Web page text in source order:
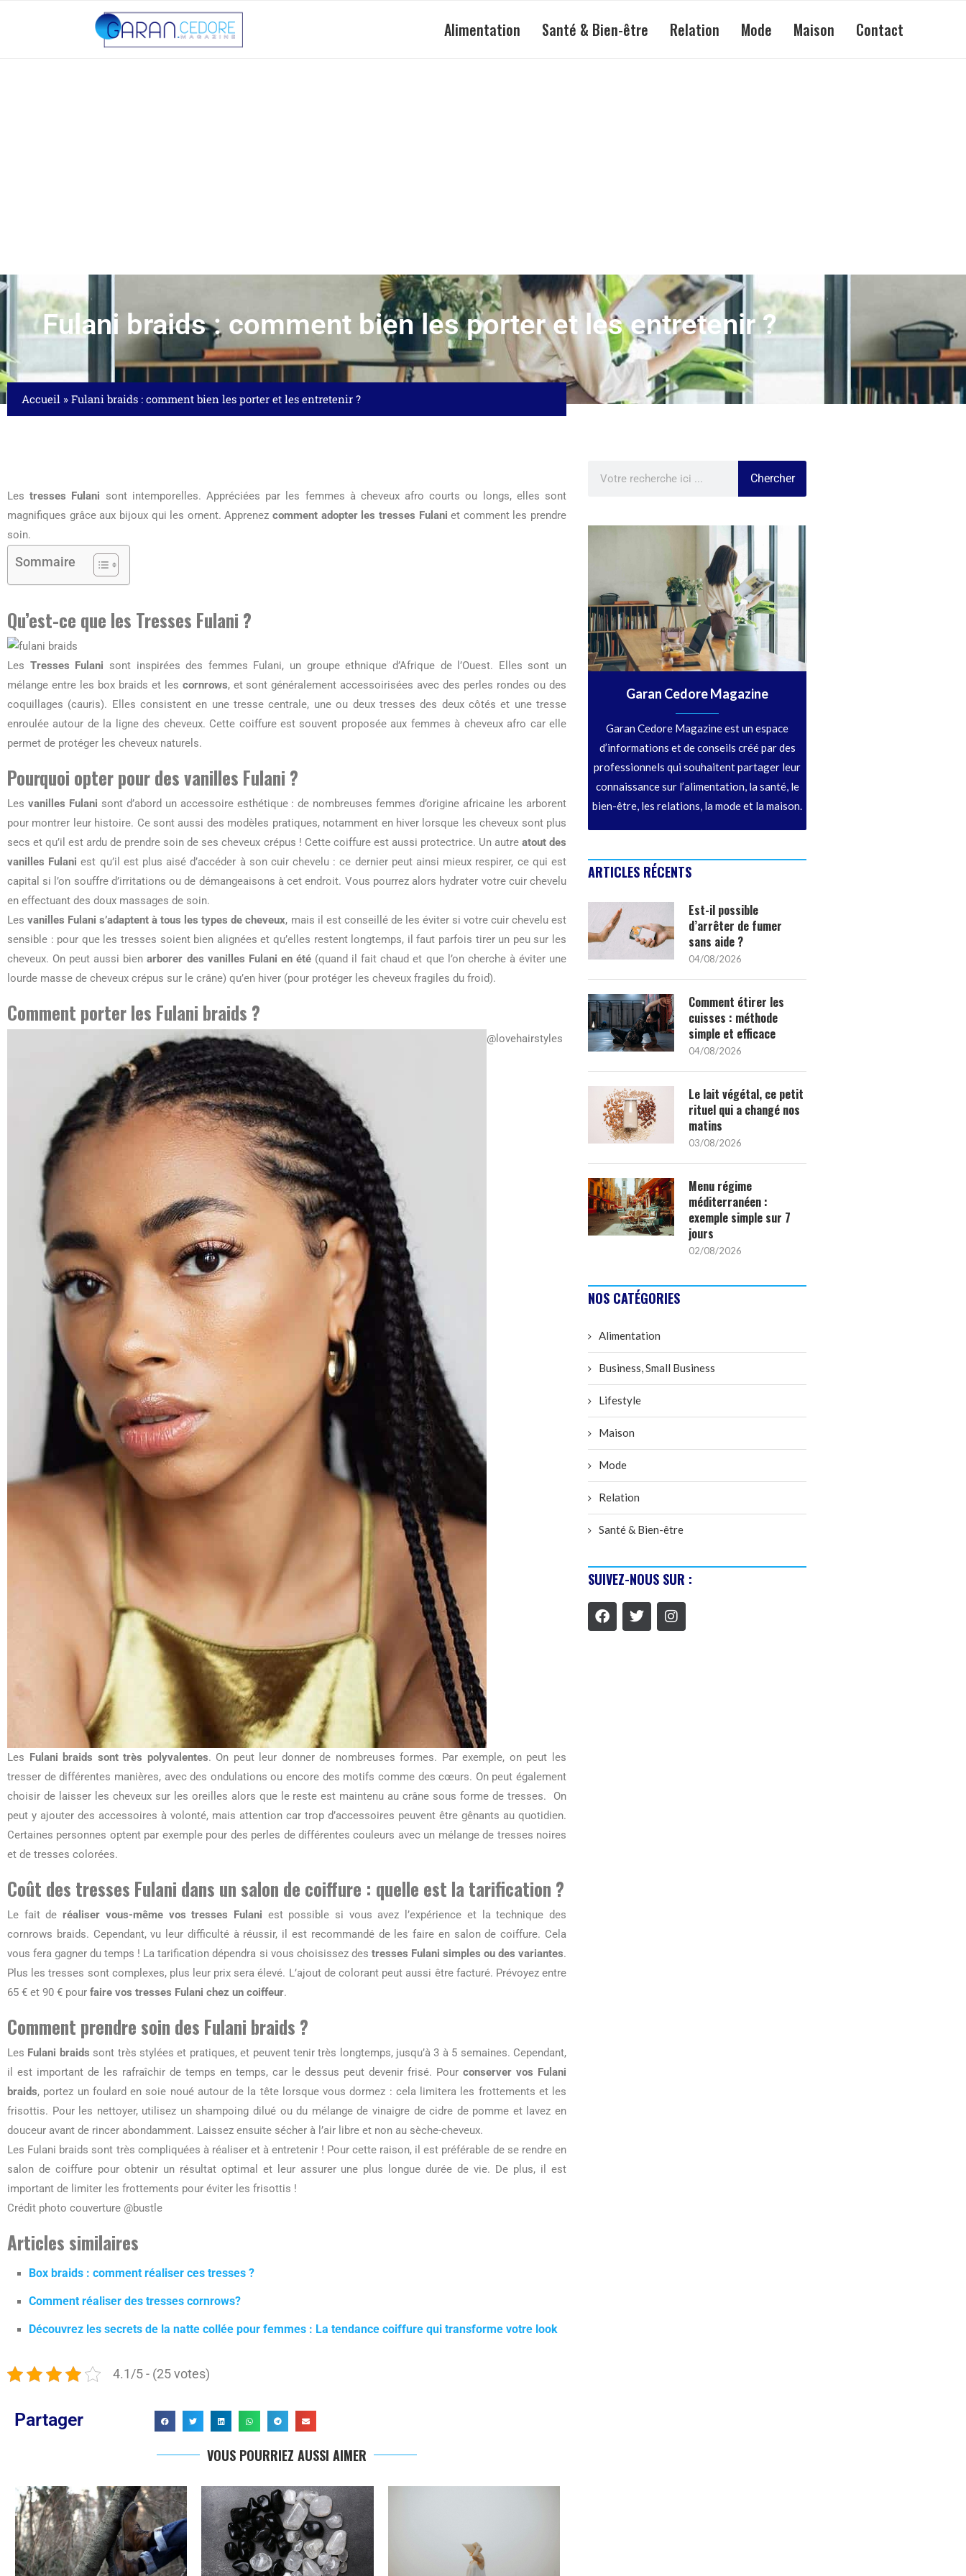
Alimentation Santé & Bien-être Relation Mode Maison Contact
Fulani braids : comment bien les porter et les entretenir ?
Accueil » Fulani braids : comment bien les porter et les entretenir ?
Lestresses Fulani sont intemporelles. Appréciées par les femmes à cheveux afro courts ou longs, elles sont
magnifiques grâce aux bijoux qui les ornent. Apprenez comment adopter les tresses Fulani et comment les prendre
soin.
Sommaire
Qu’est-ce que les Tresses Fulani ?
Les Tresses Fulani sont inspirées des femmes Fulani, un groupe ethnique d’Afrique de l’Ouest. Elles sont un
mélange entre les box braids et les cornrows, et sont généralement accessoirisées avec des perles rondes ou des
coquillages (cauris). Elles consistent en une tresse centrale, une ou deux tresses des deux côtés et une tresse
enroulée autour de la ligne des cheveux. Cette coiffure est souvent proposée aux femmes à cheveux afro car elle
permet de protéger les cheveux naturels.
Pourquoi opter pour des vanilles Fulani ?
Les vanilles Fulani sont d’abord un accessoire esthétique : de nombreuses femmes d’origine africaine les arborent
pour montrer leur histoire. Ce sont aussi des modèles pratiques, notamment en hiver lorsque les cheveux sont plus
secs et qu’il est ardu de prendre soin de ses cheveux crépus ! Cette coiffure est aussi protectrice. Un autre atout des
vanilles Fulani est qu’il est plus aisé d’accéder à son cuir chevelu : ce dernier peut ainsi mieux respirer, ce qui est
capital si l’on souffre d’irritations ou de démangeaisons à cet endroit. Vous pourrez alors hydrater votre cuir chevelu
en effectuant des doux massages de soin.
Lesvanilles Fulani s’adaptent à tous les types de cheveux, mais il est conseillé de les éviter si votre cuir chevelu est
sensible : pour que les tresses soient bien alignées et qu’elles restent longtemps, il faut parfois tirer un peu sur les
cheveux. On peut aussi bienarborer des vanilles Fulani en été(quand il fait chaud et que l’on cherche à éviter une
lourde masse de cheveux crépus sur le crâne) qu’en hiver (pour protéger les cheveux fragiles du froid).
Comment porter les Fulani braids ?
@lovehairstyles
Les Fulani braids sont très polyvalentes. On peut leur donner de nombreuses formes. Par exemple, on peut les
tresser de différentes manières, avec des ondulations ou encore des motifs comme des cœurs. On peut également
choisir de laisser les cheveux sur les oreilles alors que le reste est maintenu au crâne sous forme de tresses. On
peut y ajouter des accessoires à volonté, mais attention car trop d’accessoires peuvent être gênants au quotidien.
Certaines personnes optent par exemple pour des perles de différentes couleurs avec un mélange de tresses noires
et de tresses colorées.
Coût des tresses Fulani dans un salon de coiffure : quelle est la tarification ?
Le fait deréaliser vous-même vos tresses Fulani est possible si vous avez l’expérience et la technique des
cornrows braids. Cependant, vu leur difficulté à réussir, il est recommandé de les faire en salon de coiffure. Cela
vous fera gagner du temps ! La tarification dépendra si vous choisissez des tresses Fulani simples ou des variantes.
Plus les tresses sont complexes, plus leur prix sera élevé. L’ajout de colorant peut aussi être facturé. Prévoyez entre
65 € et 90 € pour faire vos tresses Fulani chez un coiffeur.
Comment prendre soin des Fulani braids ?
Les Fulani braids sont très stylées et pratiques, et peuvent tenir très longtemps, jusqu’à 3 à 5 semaines. Cependant,
il est important de les rafraîchir de temps en temps, car le dessus peut devenir frisé. Pour conserver vos Fulani
braids, portez un foulard en soie noué autour de la tête lorsque vous dormez : cela limitera les frottements et les
frisottis. Pour les nettoyer, utilisez un shampoing dilué ou du mélange de vinaigre de cidre de pomme et lavez en
douceur avant de rincer abondamment. Laissez ensuite sécher à l’air libre et non au sèche-cheveux.
Les Fulani braids sont très compliquées à réaliser et à entretenir ! Pour cette raison, il est préférable de se rendre en
salon de coiffure pour obtenir un résultat optimal et leur assurer une plus longue durée de vie. De plus, il est
important de limiter les frottements pour éviter les frisottis !
Crédit photo couverture @bustle
Articles similaires
Box braids : comment réaliser ces tresses ?
Comment réaliser des tresses cornrows?
Découvrez les secrets de la natte collée pour femmes : La tendance coiffure qui transforme votre look
4.1/5 - (25 votes)
Partager
VOUS POURRIEZ AUSSI AIMER
Chercher
Garan Cedore Magazine
Garan Cedore Magazine est un espace
d’informations et de conseils créé par des
professionnels qui souhaitent partager leur
connaissance sur l’alimentation, la santé, le
bien-être, les relations, la mode et la maison.
ARTICLES RÉCENTS
Est-il possible
d’arrêter de fumer
sans aide ?
04/08/2026
Comment étirer les
cuisses : méthode
simple et efficace
04/08/2026
Le lait végétal, ce petit
rituel qui a changé nos
matins
03/08/2026
Menu régime
méditerranéen :
exemple simple sur 7
jours
02/08/2026
NOS CATÉGORIES
Alimentation
Business, Small Business
Lifestyle
Maison
Mode
Relation
Santé & Bien-être
SUIVEZ-NOUS SUR :